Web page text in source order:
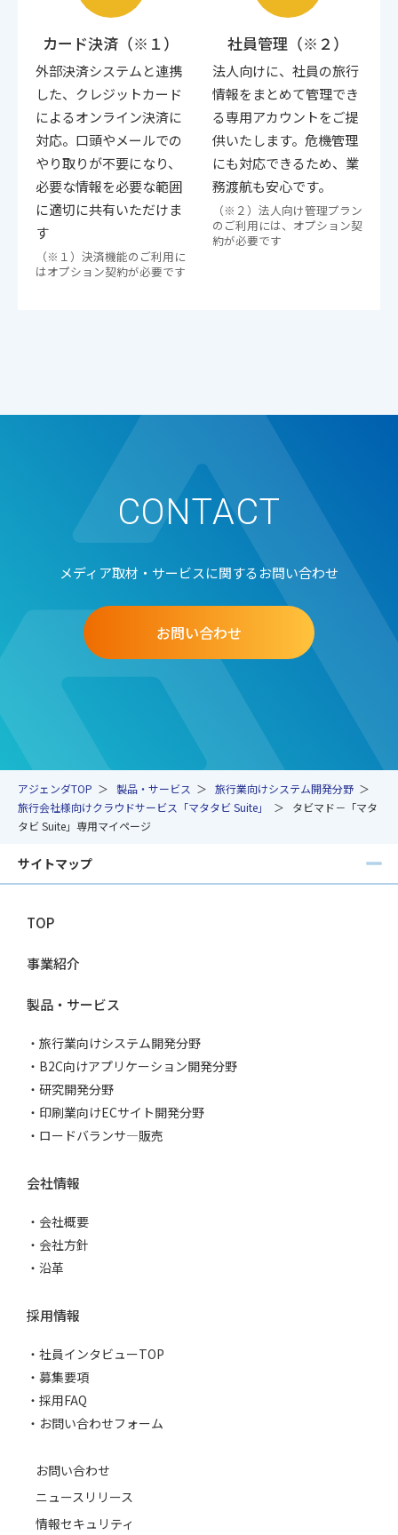
カード決済（※１）
外部決済システムと連携
した、クレジットカード
によるオンライン決済に
対応。口頭やメールでの
やり取りが不要になり、
必要な情報を必要な範囲
に適切に共有いただけま
す
（※１）決済機能のご利用に
はオプション契約が必要です
社員管理（※２）
法人向けに、社員の旅行
情報をまとめて管理でき
る専用アカウントをご提
供いたします。危機管理
にも対応できるため、業
務渡航も安心です。
（※２）法人向け管理プラン
のご利用には、オプション契
約が必要です
CONTACT
メディア取材・サービスに関するお問い合わせ
お問い合わせ
アジェンダTOP 製品・サービス
旅行業向けシステム開発分野
旅行会社様向けクラウドサービス「マタタビ Suite」
タビマド－「マタ
タビ Suite」専用マイページ
サイトマップ
TOP
事業紹介
製品・サービス
旅行業向けシステム開発分野
B2C向けアプリケーション開発分野
研究開発分野
印刷業向けECサイト開発分野
ロードバランサ―販売
会社情報
会社概要
会社方針
沿革
採用情報
社員インタビューTOP
募集要項
採用FAQ
お問い合わせフォーム
お問い合わせ
ニュースリリース
情報セキュリティ